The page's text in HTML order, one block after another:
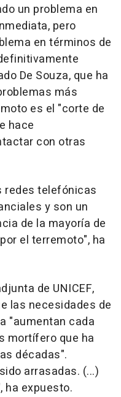
un problema en
pero
en términos de
De Souza, que ha
más
es el "corte de
hace
con otras
redes telefónicas
y son un
de la mayoría de
el terremoto", ha
de UNICEF,
las necesidades de
"aumentan cada
mortífero que ha
décadas".
arrasadas. (...)
ha expuesto.